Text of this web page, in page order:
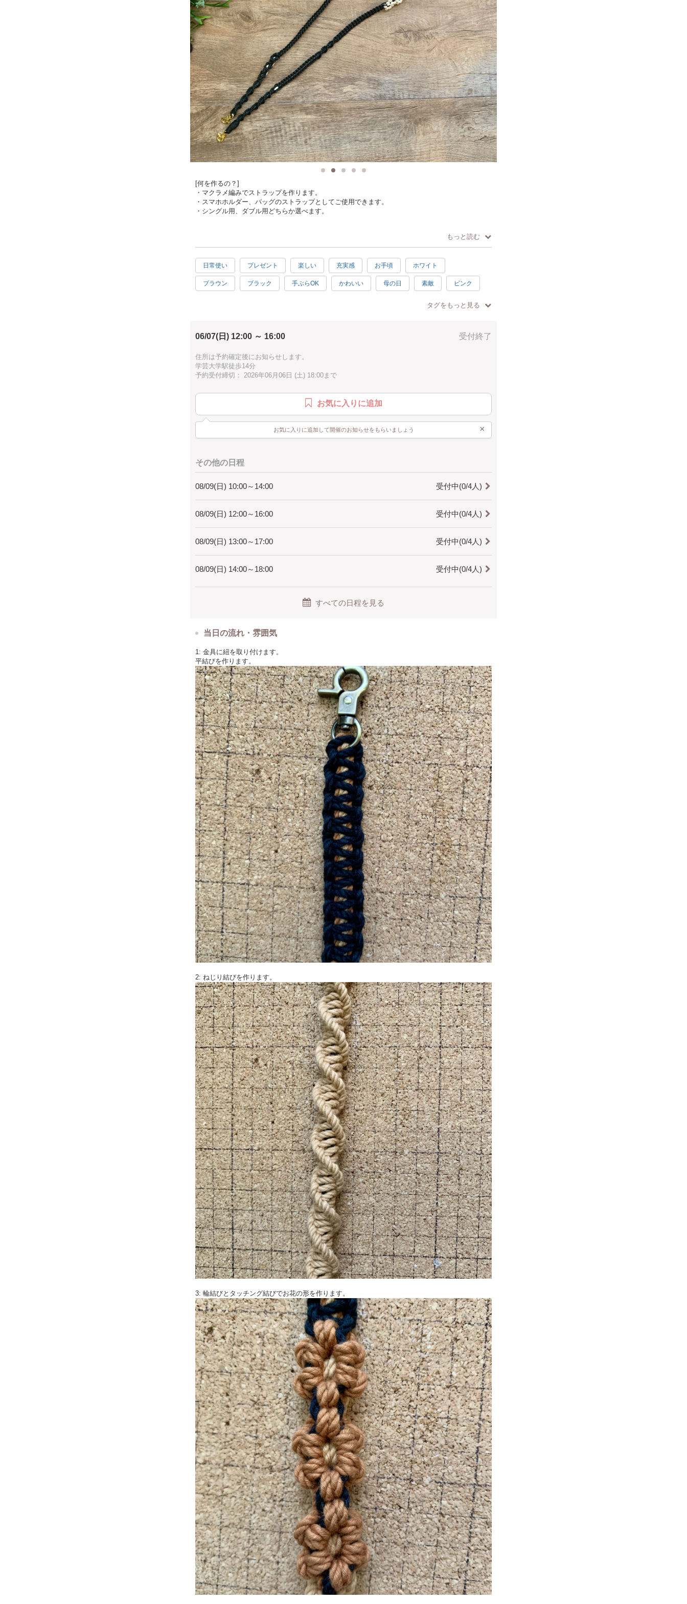
[何を作るの？]
・マクラメ編みでストラップを作ります。
・スマホホルダー、バッグのストラップとしてご使用できます。
・シングル用、ダブル用どちらか選べます。
・タッチング結び、輪結び、ねじり結び、平結び、まとめ結びが学べます。
[作品仕様]
・約 L.1300mm(体型に合わせてサイズは変更出来ます）
[どんな人が対象?]
時間に余裕をもってご予約ください。
[所要時間]
時間に余裕をもってお越しください。
[是非知ってほしい]
・マクラメ編みは手で紐を結びデザインを作り出すことの出来る技法です。
インテリア、アクセサリーと幅広く作れます。
もっと読む
日常使い プレゼント 楽しい 充実感 お手頃 ホワイト
ブラウン ブラック 手ぶらOK かわいい 母の日 素敵 ピンク
ブルー
タグをもっと見る
受付終了
06/07(日) 12:00 ～ 16:00
住所は予約確定後にお知らせします。
学芸大学駅徒歩14分
予約受付締切： 2026年06月06日 (土) 18:00まで
お気に入りに追加
お気に入りに追加して開催のお知らせをもらいましょう ×
その他の日程
受付中(0/4人)
08/09(日) 10:00～14:00
受付中(0/4人)
08/09(日) 12:00～16:00
受付中(0/4人)
08/09(日) 13:00～17:00
受付中(0/4人)
08/09(日) 14:00～18:00
すべての日程を見る
当日の流れ・雰囲気
1: 金具に紐を取り付けます。
平結びを作ります。
2: ねじり結びを作ります。
3: 輪結びとタッチング結びでお花の形を作ります。